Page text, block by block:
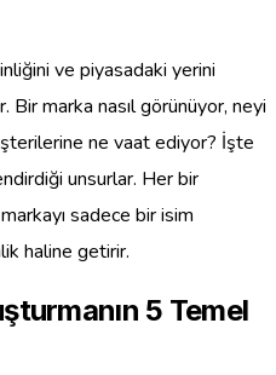
ve piyasadaki yerini
marka nasıl görünüyor, neyi
ne vaat ediyor? İşte
unsurlar. Her bir
sadece bir isim
haline getirir.
5 Temel